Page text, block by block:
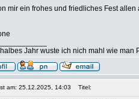
mir ein frohes und friedliches Fest
Jahr wuste ich nich mahl wie man
am: 25.12.2025, 14:03 Titel: